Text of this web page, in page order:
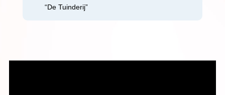
“De Tuinderij”